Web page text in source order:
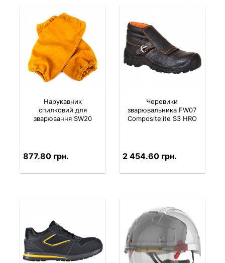
Нарукавник
спилковий для
зварювання SW20
877.80 грн.
Черевики
зварювальника FW07
Compositelite S3 HRO
2 454.60 грн.